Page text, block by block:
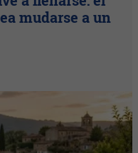
mudarse a un